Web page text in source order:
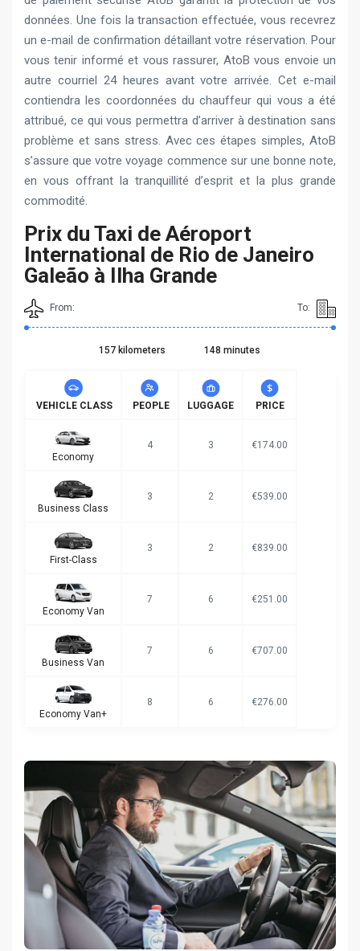
données. Une fois la transaction effectuée, vous recevrez
un e-mail de confirmation détaillant votre réservation. Pour
vous tenir informé et vous rassurer, AtoB vous envoie un
autre courriel 24 heures avant votre arrivée. Cet e-mail
contiendra les coordonnées du chauffeur qui vous a été
attribué, ce qui vous permettra d’arriver à destination sans
problème et sans stress. Avec ces étapes simples, AtoB
s’assure que votre voyage commence sur une bonne note,
en vous offrant la tranquillité d’esprit et la plus grande
commodité.
Prix du Taxi de Aéroport
International de Rio de Janeiro
Galeão à Ilha Grande
From: To:
157 kilometers 148 minutes
VEHICLE CLASS PEOPLE LUGGAGE PRICE
Economy
4 3 €174.00
Business Class
3 2 €539.00
First-Class
3 2 €839.00
Economy Van
7 6 €251.00
Business Van
7 6 €707.00
Economy Van+
8 6 €276.00